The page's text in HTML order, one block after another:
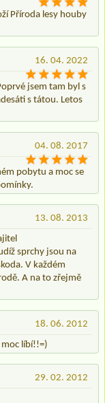
Příroda lesy houby
16. 04. 2022
jsem tam byl s
s tátou. Letos
04. 08. 2017
pobytu a moc se
13. 08. 2013
sprchy jsou na
V každém
A na to zřejmě
18. 06. 2012
líbí!!=)
29. 02. 2012